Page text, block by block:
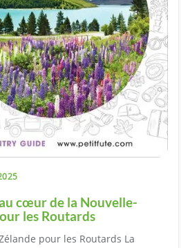
cœur de la Nouvelle-
les Routards
pour les Routards La